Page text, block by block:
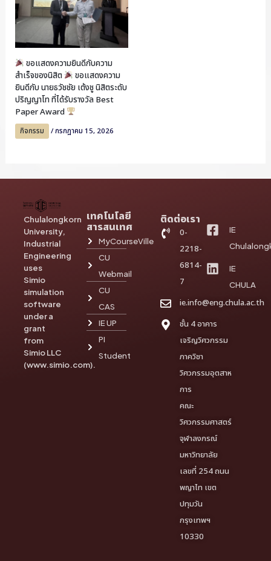
ขอแสดงความยินดีกับความ
สำเร็จของนิสิต
ขอแสดงความ
ยินดีกับ นายธวัชชัย เต้งชู นิสิตระดับ
ปริญญาโท ที่ได้รับรางวัล Best
Paper Award
กิจกรรม /กรกฎาคม 15, 2026
Chulalongkorn
University,
Industrial
Engineering
uses
Simio
simulation
software
under a
grant
from
Simio LLC
(www.simio.com).
เทคโนโลยี
สารสนเทศ
MyCourseVille
CU
Webmail
CU
CAS
IE UP
PI
Student
ติดต่อเรา
0-
2218-
6814-
7
ie.info@eng.chula.ac.th
ชั้น 4 อาคาร
เจริญวิศวกรรม
ภาควิชา
วิศวกรรมอุตสาห
การ
คณะ
วิศวกรรมศาสตร์
จุฬาลงกรณ์
มหาวิทยาลัย
เลขที่ 254 ถนน
พญาไท เขต
ปทุมวัน
กรุงเทพฯ
10330
IE
IE
CHULA